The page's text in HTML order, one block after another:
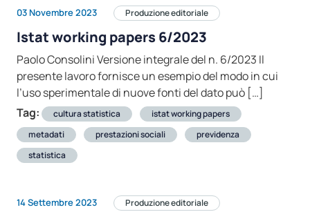
03 Novembre 2023 Produzione editoriale
Istat working papers 6/2023
Paolo Consolini Versione integrale del n. 6/2023 Il
presente lavoro fornisce un esempio del modo in cui
l’uso sperimentale di nuove fonti del dato può […]
Tag:
cultura statistica
istat working papers
metadati
prestazioni sociali
previdenza
statistica
14 Settembre 2023 Produzione editoriale